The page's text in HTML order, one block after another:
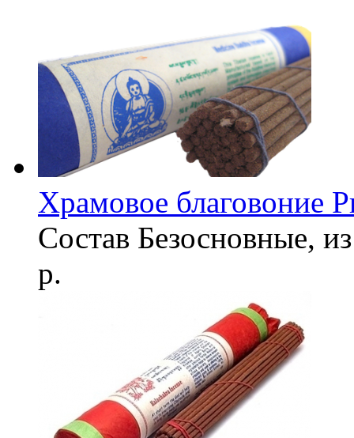
Храмовое благовоние
Состав Безосновные,
р.